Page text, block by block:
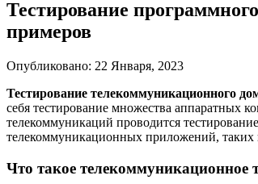
Тестирование
примеров
Опубликовано: 22 Января, 2023
Тестирование телекоммуникационного
себя тестирование множества аппаратных
телекоммуникаций проводится
телекоммуникационных приложений,
Что такое телекоммуникационное